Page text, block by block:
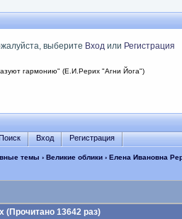
выберите Входили Регистрация
гармонию" (Е.И.Рерих "Агни Йога")
Вход Регистрация
темы › Великие облики› Елена Ивановна
(Прочитано 13642 раз)